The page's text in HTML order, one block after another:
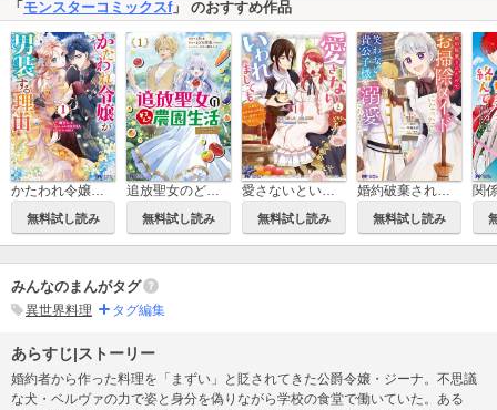
「 モンスターコミックスf」 のおすすめ作品
かたわれ令嬢が男装する理由(コミック)
無料試し読み
追放聖女のどろんこ農園生活～いつのまにか隣国を救ってしまいました～(コミック)
無料試し読み
愛さないといわれましても ～元魔王の伯爵令嬢は生真面目軍人に餌付けをされて幸せになる～（コミック）
無料試し読み
婚約破棄されたのでお掃除メイドになったら笑わない貴公子様に溺愛されました(コミック)
無料試し読み
みんなのまんがタグ
異世界料理 タグ編集
あらすじ|ストーリー
婚約者から作った料理を「まずい」と貶されてきた公爵令嬢・ジーナ。不思議
な犬・ベルヴァの力で姿と身分を偽りながら学校の食堂で働いていた。ある